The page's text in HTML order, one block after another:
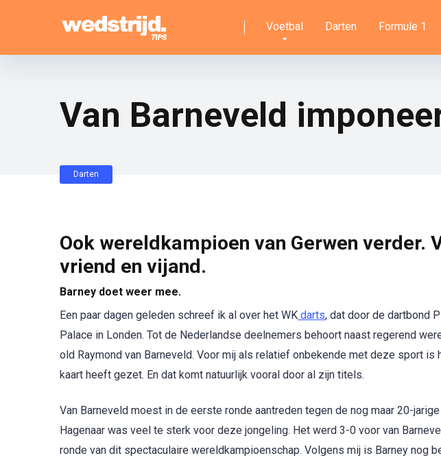
Voetbal Darten Formule 1
Van Barneveld
Darten
Ook wereldkampioen van Gerwen verder.
vriend en vijand.
Barney doet weer mee.
Een paar dagen geleden schreef ik al over het WK darts, dat door de dartbond
Palace in Londen. Tot de Nederlandse deelnemers behoort naast regerend
old Raymond van Barneveld. Voor mij als relatief onbekende met deze sport is
kaart heeft gezet. En dat komt natuurlijk vooral door al zijn titels.
Van Barneveld moest in de eerste ronde aantreden tegen de nog maar 20-
Hagenaar was veel te sterk voor deze jongeling. Het werd 3-0 voor van
ronde van dit spectaculaire wereldkampioenschap. Volgens mij is Barney nog